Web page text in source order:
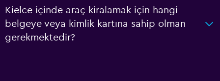
Kielce içinde araç kiralamak için hangi
belgeye veya kimlik kartına sahip olman
gerekmektedir?